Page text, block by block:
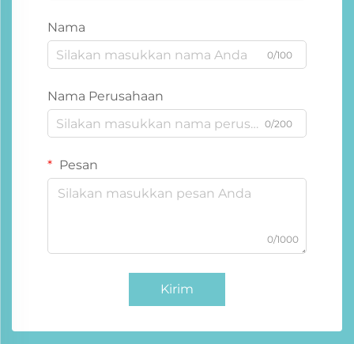
Nama
0/100
Nama Perusahaan
0/200
Pesan
0/1000
Kirim